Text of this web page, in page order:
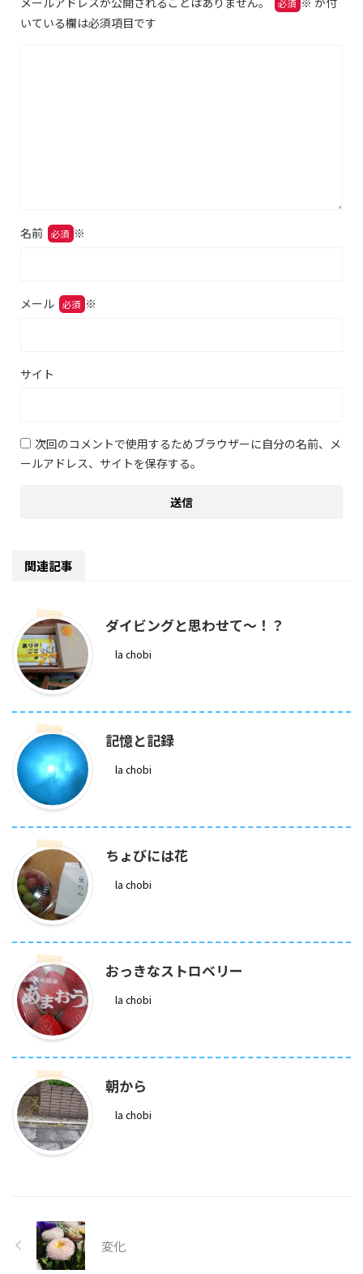
いている欄は必須項目です
名前 ※
メール ※
サイト
次回のコメントで使用するためブラウザーに自分の名前、メ
ールアドレス、サイトを保存する。
関連記事
ダイビングと思わせて～！？
la chobi
記憶と記録
la chobi
ちょびには花
la chobi
おっきなストロベリー
la chobi
朝から
la chobi
変化